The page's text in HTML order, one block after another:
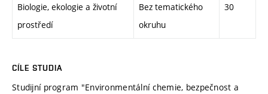
Biologie, ekologie a životní
prostředí
Bez tematického
okruhu
30
CÍLE STUDIA
Studijní program "Environmentální chemie, bezpečnost a